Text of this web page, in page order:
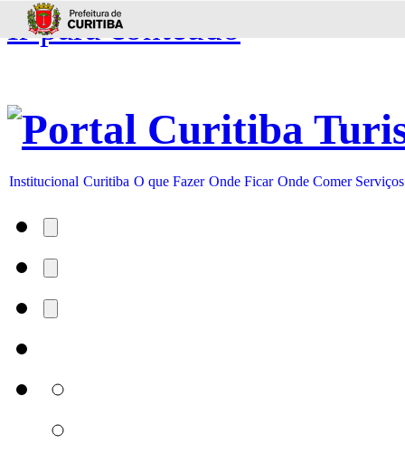
Ir para conteúdo
Institucional Curitiba O que Fazer Onde Ficar Onde Comer Serviços